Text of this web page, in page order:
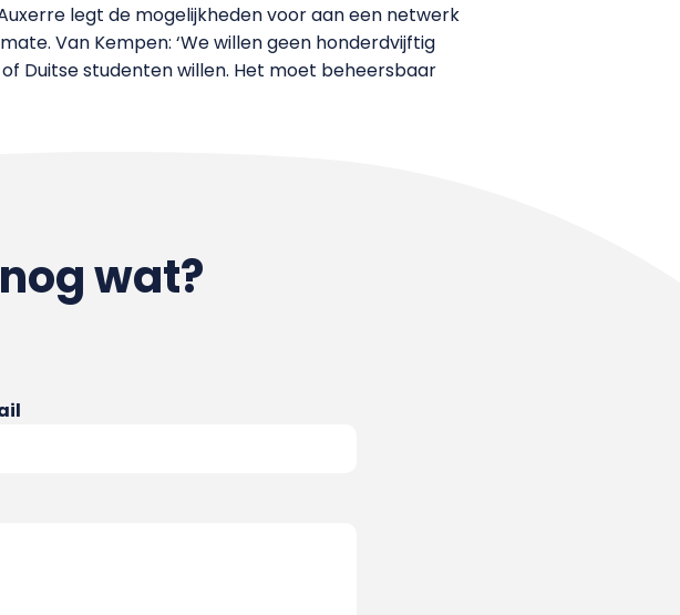
legt de mogelijkheden voor aan een netwerk
Van Kempen: ‘We willen geen honderdvijftig
Duitse studenten willen. Het moet beheersbaar
wat?